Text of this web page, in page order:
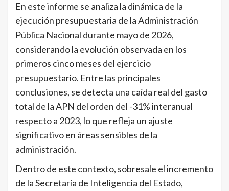
En este informe se analiza la dinámica de la
ejecución presupuestaria de la Administración
Pública Nacional durante mayo de 2026,
considerando la evolución observada en los
primeros cinco meses del ejercicio
presupuestario. Entre las principales
conclusiones, se detecta una caída real del gasto
total de la APN del orden del -31% interanual
respecto a 2023, lo que refleja un ajuste
significativo en áreas sensibles de la
administración.
Dentro de este contexto, sobresale el incremento
de la Secretaría de Inteligencia del Estado,